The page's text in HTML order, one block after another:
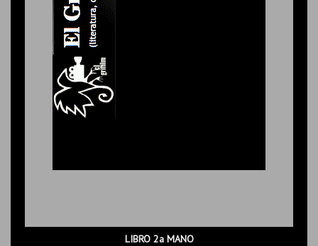
LIBRO 2a MANO